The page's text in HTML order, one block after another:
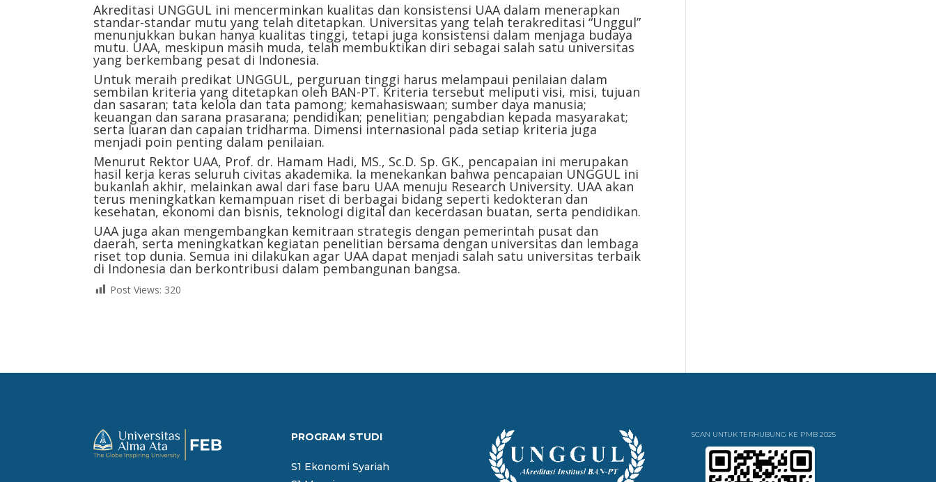
Akreditasi UNGGUL ini mencerminkan kualitas dan konsistensi UAA dalam menerapkan
standar-standar mutu yang telah ditetapkan. Universitas yang telah terakreditasi “Unggul”
menunjukkan bukan hanya kualitas tinggi, tetapi juga konsistensi dalam menjaga budaya
mutu. UAA, meskipun masih muda, telah membuktikan diri sebagai salah satu universitas
yang berkembang pesat di Indonesia.
Untuk meraih predikat UNGGUL, perguruan tinggi harus melampaui penilaian dalam
sembilan kriteria yang ditetapkan oleh BAN-PT. Kriteria tersebut meliputi visi, misi, tujuan
dan sasaran; tata kelola dan tata pamong; kemahasiswaan; sumber daya manusia;
keuangan dan sarana prasarana; pendidikan; penelitian; pengabdian kepada masyarakat;
serta luaran dan capaian tridharma. Dimensi internasional pada setiap kriteria juga
menjadi poin penting dalam penilaian.
Menurut Rektor UAA, Prof. dr. Hamam Hadi, MS., Sc.D. Sp. GK., pencapaian ini merupakan
hasil kerja keras seluruh civitas akademika. Ia menekankan bahwa pencapaian UNGGUL ini
bukanlah akhir, melainkan awal dari fase baru UAA menuju Research University. UAA akan
terus meningkatkan kemampuan riset di berbagai bidang seperti kedokteran dan
kesehatan, ekonomi dan bisnis, teknologi digital dan kecerdasan buatan, serta pendidikan.
UAA juga akan mengembangkan kemitraan strategis dengan pemerintah pusat dan
daerah, serta meningkatkan kegiatan penelitian bersama dengan universitas dan lembaga
riset top dunia. Semua ini dilakukan agar UAA dapat menjadi salah satu universitas terbaik
di Indonesia dan berkontribusi dalam pembangunan bangsa.
Post Views: 320
PROGRAM STUDI
S1 Ekonomi Syariah
SCAN UNTUK TERHUBUNG KE PMB 2025